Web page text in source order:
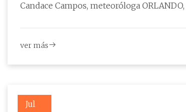
Candace Campos, meteoróloga
ver más
Jul